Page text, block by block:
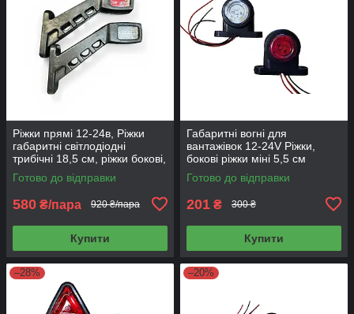
Ріжки прямі 12-24в, Ріжки
габаритні світлодіодні
трибічні 18,5 см, ріжки бокові,
2 шт Formplast 0132
Готово до відправки
580 ₴/пара 920 ₴/пара
Купити
Габаритні вогні для
вантажівок 12-24V Ріжки,
бокові ріжки міні 5,5 см
світлодіодні NR-0105, 1 шт
5,5 см
Готово до відправки
201 ₴ 300 ₴
Купити
–28% –20%